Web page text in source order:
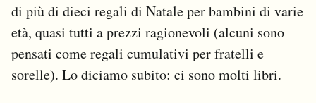
di più di dieci regali di Natale per bambini di varie
età, quasi tutti a prezzi ragionevoli (alcuni sono
pensati come regali cumulativi per fratelli e
sorelle). Lo diciamo subito: ci sono molti libri.